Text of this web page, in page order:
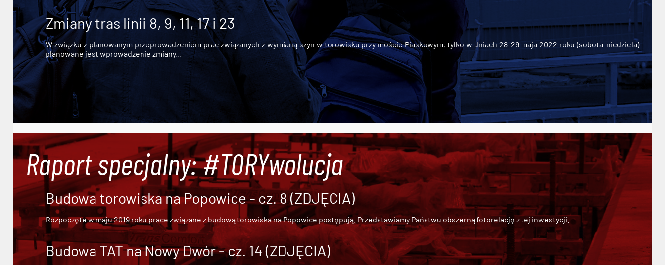
Zmiany tras linii 8, 9, 11, 17 i 23
W związku z planowanym przeprowadzeniem prac związanych z wymianą szyn w torowisku przy moście Piaskowym, tylko w dniach 28-29 maja 2022 roku (sobota-niedziela)
planowane jest wprowadzenie zmiany...
Raport specjalny: #TORYwolucja
Budowa torowiska na Popowice - cz. 8 (ZDJĘCIA)
Rozpoczęte w maju 2019 roku prace związane z budową torowiska na Popowice postępują. Przedstawiamy Państwu obszerną fotorelację z tej inwestycji.
Budowa TAT na Nowy Dwór - cz. 14 (ZDJĘCIA)